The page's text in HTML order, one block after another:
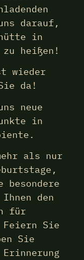
darauf,
in
zu heißen!
wieder
da!
neue
in
als nur
besondere
den
für
Feiern Sie
Sie
Erinnerung